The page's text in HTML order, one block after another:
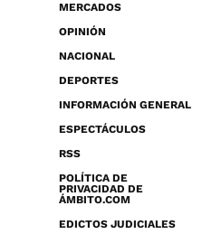
MERCADOS
OPINIÓN
NACIONAL
DEPORTES
INFORMACIÓN GENERAL
ESPECTÁCULOS
RSS
POLÍTICA DE
PRIVACIDAD DE
ÁMBITO.COM
EDICTOS JUDICIALES